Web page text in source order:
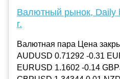
Валютный рынок, Daily
г.
Валютная пара Цена
AUDUSD 0.71292 -0.31
EURUSD 1.1602 -0.14